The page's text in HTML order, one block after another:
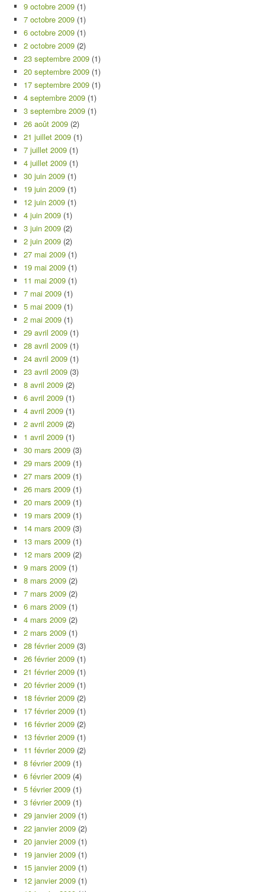
9 octobre 2009 (1)
7 octobre 2009 (1)
6 octobre 2009 (1)
2 octobre 2009 (2)
23 septembre 2009 (1)
20 septembre 2009 (1)
17 septembre 2009 (1)
4 septembre 2009 (1)
3 septembre 2009 (1)
26 août 2009 (2)
21 juillet 2009 (1)
7 juillet 2009 (1)
4 juillet 2009 (1)
30 juin 2009 (1)
19 juin 2009 (1)
12 juin 2009 (1)
4 juin 2009 (1)
3 juin 2009 (2)
2 juin 2009 (2)
27 mai 2009 (1)
19 mai 2009 (1)
11 mai 2009 (1)
7 mai 2009 (1)
5 mai 2009 (1)
2 mai 2009 (1)
29 avril 2009 (1)
28 avril 2009 (1)
24 avril 2009 (1)
23 avril 2009 (3)
8 avril 2009 (2)
6 avril 2009 (1)
4 avril 2009 (1)
2 avril 2009 (2)
1 avril 2009 (1)
30 mars 2009 (3)
29 mars 2009 (1)
27 mars 2009 (1)
26 mars 2009 (1)
20 mars 2009 (1)
19 mars 2009 (1)
14 mars 2009 (3)
13 mars 2009 (1)
12 mars 2009 (2)
9 mars 2009 (1)
8 mars 2009 (2)
7 mars 2009 (2)
6 mars 2009 (1)
4 mars 2009 (2)
2 mars 2009 (1)
28 février 2009 (3)
26 février 2009 (1)
21 février 2009 (1)
20 février 2009 (1)
18 février 2009 (2)
17 février 2009 (1)
16 février 2009 (2)
13 février 2009 (1)
11 février 2009 (2)
8 février 2009 (1)
6 février 2009 (4)
5 février 2009 (1)
3 février 2009 (1)
29 janvier 2009 (1)
22 janvier 2009 (2)
20 janvier 2009 (1)
19 janvier 2009 (1)
15 janvier 2009 (1)
12 janvier 2009 (1)